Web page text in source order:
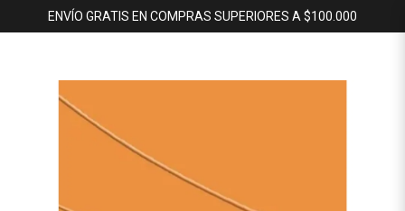
ENVÍO GRATIS EN COMPRAS SUPERIORES A $100.000